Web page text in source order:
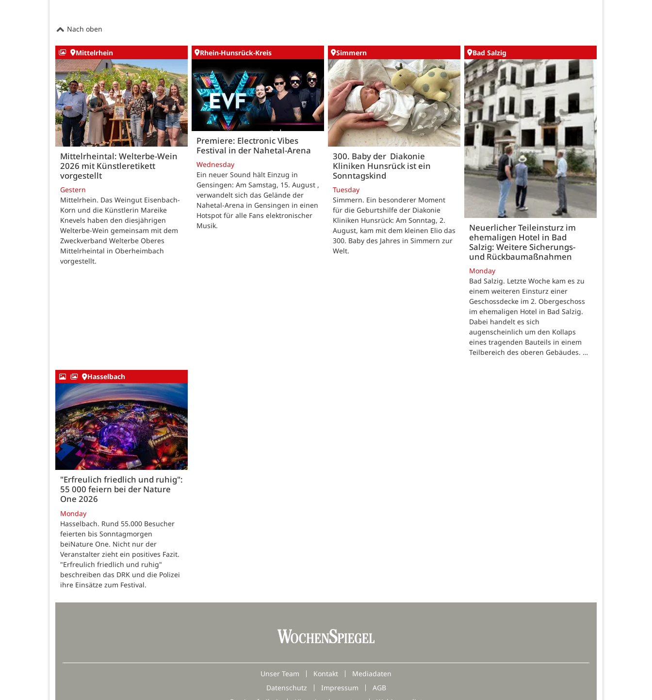
Nach oben
Mittelrhein
Mittelrheintal: Welterbe-Wein
2026 mit Künstleretikett
vorgestellt
Gestern
Mittelrhein. Das Weingut Eisenbach-
Korn und die Künstlerin Mareike
Knevels haben den diesjährigen
Welterbe-Wein gemeinsam mit dem
Zweckverband Welterbe Oberes
Mittelrheintal in Oberheimbach
vorgestellt.
Rhein-Hunsrück-Kreis
Premiere: Electronic Vibes
Festival in der Nahetal-Arena
Wednesday
Ein neuer Sound hält Einzug in
Gensingen: Am Samstag, 15. August ,
verwandelt sich das Gelände der
Nahetal-Arena in Gensingen in einen
Hotspot für alle Fans elektronischer
Musik.
Simmern
300. Baby der Diakonie
Kliniken Hunsrück ist ein
Sonntagskind
Tuesday
Simmern. Ein besonderer Moment
für die Geburtshilfe der Diakonie
Kliniken Hunsrück: Am Sonntag, 2.
August, kam mit dem kleinen Elio das
300. Baby des Jahres in Simmern zur
Welt.
Bad Salzig
Neuerlicher Teileinsturz im
ehemaligen Hotel in Bad
Salzig: Weitere Sicherungs-
und Rückbaumaßnahmen
Monday
Bad Salzig. Letzte Woche kam es zu
einem weiteren Einsturz einer
Geschossdecke im 2. Obergeschoss
im ehemaligen Hotel in Bad Salzig.
Dabei handelt es sich
augenscheinlich um den Kollaps
eines tragenden Bauteils in einem
Teilbereich des oberen Gebäudes. …
Hasselbach
"Erfreulich friedlich und ruhig":
55 000 feiern bei der Nature
One 2026
Monday
Hasselbach. Rund 55.000 Besucher
feierten bis Sonntagmorgen
beiNature One. Nicht nur der
Veranstalter zieht ein positives Fazit.
"Erfreulich friedlich und ruhig"
beschreiben das DRK und die Polizei
ihre Einsätze zum Festival.
Unser Team Kontakt
Mediadaten
Datenschutz
Impressum
AGB